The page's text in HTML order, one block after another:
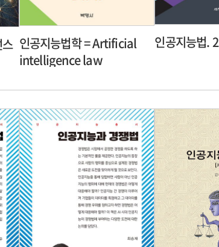
인공지능법학 = Artificial
intelligence law
인공지능법. 2